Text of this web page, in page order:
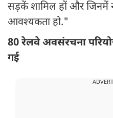
सड़कें शामिल हों और जिनमें
आवश्यकता हो."
80 रेलवे अवसंरचना
गई